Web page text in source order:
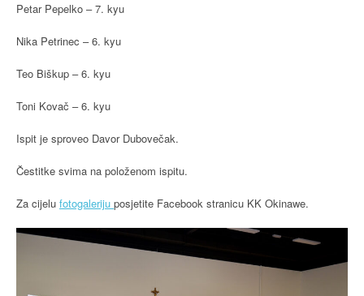
Petar Pepelko – 7. kyu
Nika Petrinec – 6. kyu
Teo Biškup – 6. kyu
Toni Kovač – 6. kyu
Ispit je sproveo Davor Dubovečak.
Čestitke svima na položenom ispitu.
Za cijelu fotogaleriju posjetite Facebook stranicu KK Okinawe.